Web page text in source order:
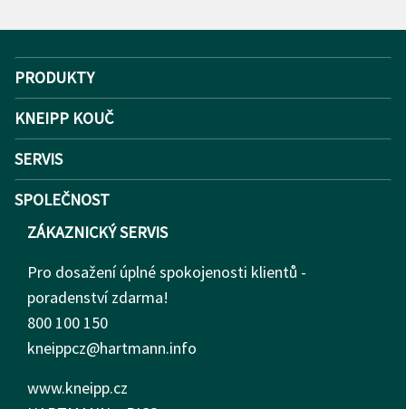
PRODUKTY
KNEIPP KOUČ
SERVIS
SPOLEČNOST
ZÁKAZNICKÝ SERVIS
Pro dosažení úplné spokojenosti klientů -
poradenství zdarma!
800 100 150
kneippcz@hartmann.info
www.kneipp.cz